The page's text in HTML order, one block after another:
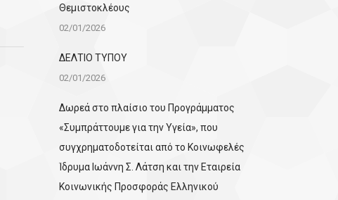
Θεμιστοκλέους
02/01/2026
ΔΕΛΤΙΟ ΤΥΠΟΥ
02/01/2026
Δωρεά στο πλαίσιο του Προγράμματος
«Συμπράττουμε για την Υγεία», που
συγχρηματοδοτείται από το Κοινωφελές
Ίδρυμα Ιωάννη Σ. Λάτση και την Εταιρεία
Κοινωνικής Προσφοράς Ελληνικού